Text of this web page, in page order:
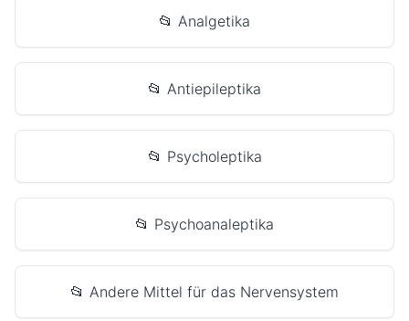
📂 Analgetika
📂 Antiepileptika
📂 Psycholeptika
📂 Psychoanaleptika
📂 Andere Mittel für das Nervensystem